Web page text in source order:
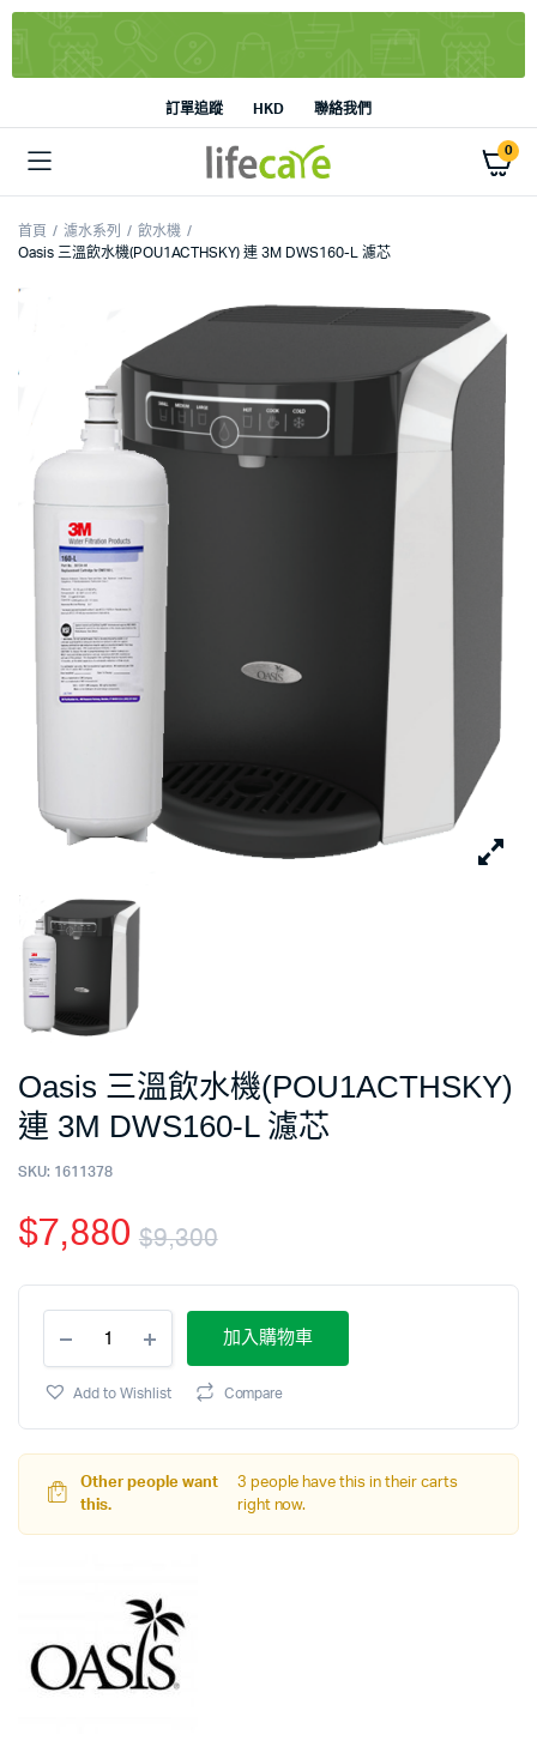
訂單追蹤 HKD 聯絡我們
0
首頁 濾水系列
飲水機
Oasis 三溫飲水機(POU1ACTHSKY) 連 3M DWS160-L 濾芯
Oasis 三溫飲水機(POU1ACTHSKY)
連 3M DWS160-L 濾芯
SKU: 1611378
$9,300
$7,880
加入購物車
Add to Wishlist Compare
Other people want
this.
3 people have this in their carts
right now.